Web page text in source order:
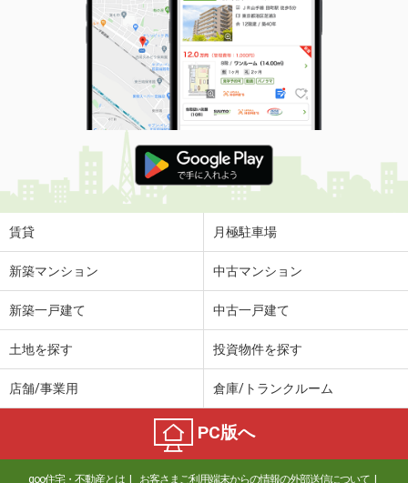
賃貸 月極駐車場
新築マンション 中古マンション
新築一戸建て 中古一戸建て
土地を探す 投資物件を探す
店舗/事業用 倉庫/トランクルーム
PC版へ
goo住宅・不動産とは お客さまご利用端末からの情報の外部送信について